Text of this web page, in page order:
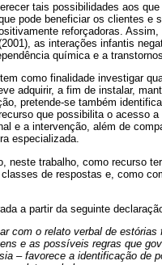
tais possibilidades aos
pode beneficiar os clientes e
reforçadoras.
as interações infantis
química e a
como finalidade investigar
adquirir, a fim de instalar,
pretende-se também
que possibilita o acesso
e a intervenção, além de
especializada.
neste trabalho, como recurso
de respostas e, como
a partir da seguinte
com o relato verbal de
e as possíveis regras que
– favorece a identificação de